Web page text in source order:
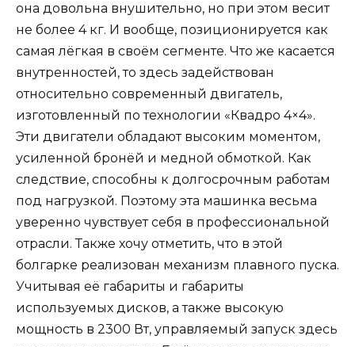
она довольна внушительно, но при этом весит
не более 4 кг. И вообще, позиционируется как
самая лёгкая в своём сегменте. Что же касается
внутренностей, то здесь задействован
относительно современный двигатель,
изготовленный по технологии «Квадро 4×4».
Эти двигатели обладают высоким моментом,
усиленной бронёй и медной обмоткой. Как
следствие, способны к долгосрочным работам
под нагрузкой. Поэтому эта машинка весьма
уверенно чувствует себя в профессиональной
отрасли. Также хочу отметить, что в этой
болгарке реализован механизм плавного пуска.
Учитывая её габариты и габариты
используемых дисков, а также высокую
мощность в 2300 Вт, управляемый запуск здесь